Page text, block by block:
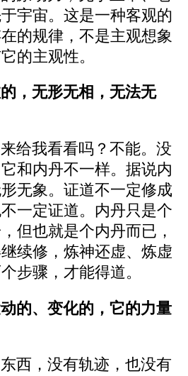
宇宙。这是一种客观的
的规律，不是主观想象
的主观性。
，无形无相，无法无
给我看看吗？不能。没
和内丹不一样。据说内
无象。证道不一定修成
一定证道。内丹只是个
但也就是个内丹而已，
续修，炼神还虚、炼虚
步骤，才能得道。
的、变化的，它的力量
西，没有轨迹，也没有